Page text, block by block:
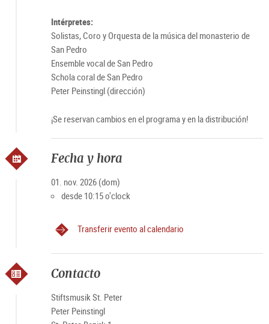
Intérpretes:
Solistas, Coro y Orquesta de la música del monasterio de
San Pedro
Ensemble vocal de San Pedro
Schola coral de San Pedro
Peter Peinstingl (dirección)
¡Se reservan cambios en el programa y en la distribución!
Fecha y hora
01. nov. 2026 (dom)
desde 10:15 o'clock
Transferir evento al calendario
Contacto
Stiftsmusik St. Peter
Peter Peinstingl